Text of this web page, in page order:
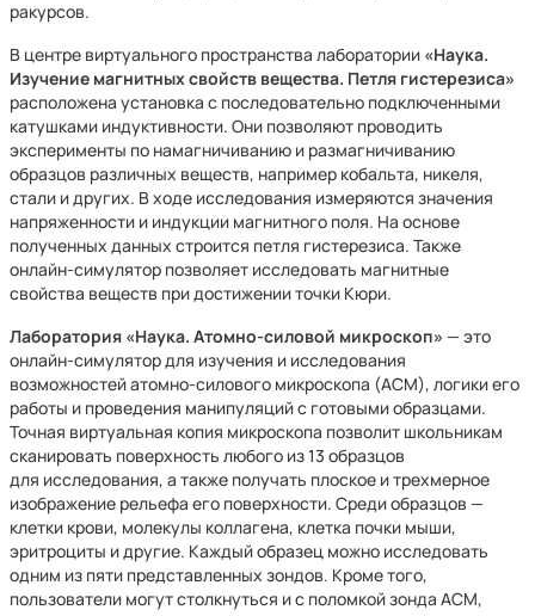
ракурсов.
В центре виртуального пространства лаборатории «Наука.
Изучение магнитных свойств вещества. Петля гистерезиса»
расположена установка с последовательно подключенными
катушками индуктивности. Они позволяют проводить
эксперименты по намагничиванию и размагничиванию
образцов различных веществ, например кобальта, никеля,
стали и других. В ходе исследования измеряются значения
напряженности и индукции магнитного поля. На основе
полученных данных строится петля гистерезиса. Также
онлайн-симулятор позволяет исследовать магнитные
свойства веществ при достижении точки Кюри.
Лаборатория «Наука. Атомно-силовой микроскоп» — это
онлайн-симулятор для изучения и исследования
возможностей атомно-силового микроскопа (АСМ), логики его
работы и проведения манипуляций с готовыми образцами.
Точная виртуальная копия микроскопа позволит школьникам
сканировать поверхность любого из 13 образцов
для исследования, а также получать плоское и трехмерное
изображение рельефа его поверхности. Среди образцов —
клетки крови, молекулы коллагена, клетка почки мыши,
эритроциты и другие. Каждый образец можно исследовать
одним из пяти представленных зондов. Кроме того,
пользователи могут столкнуться и с поломкой зонда АСМ,